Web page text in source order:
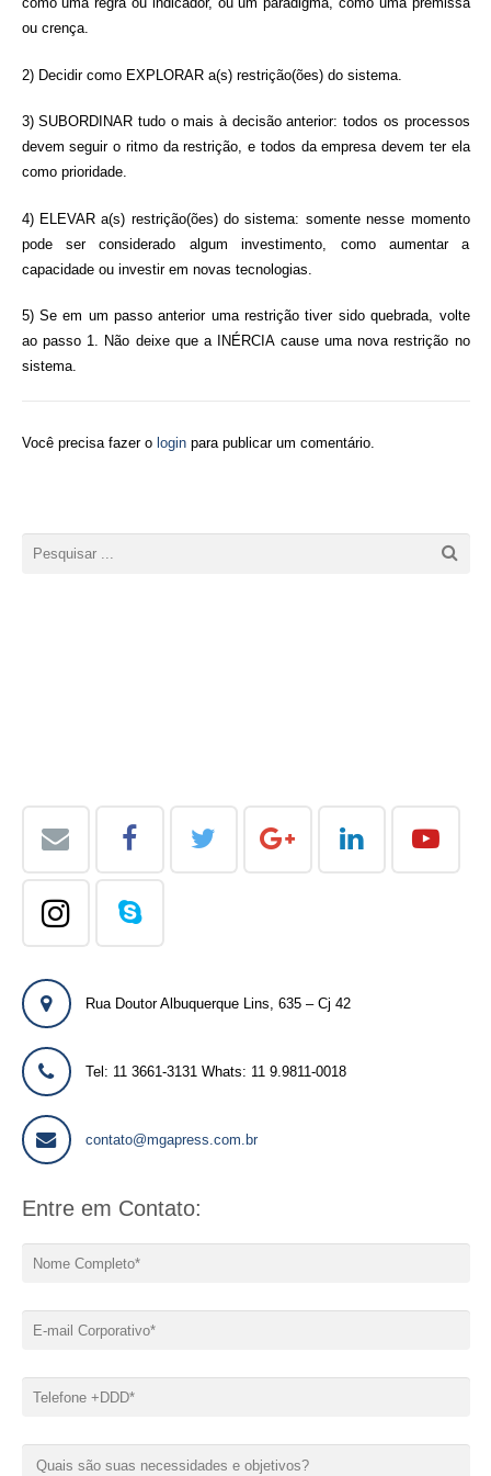
ou crença.
2) Decidir como EXPLORAR a(s) restrição(ões) do sistema.
3) SUBORDINAR tudo o mais à decisão anterior: todos os processos
devem seguir o ritmo da restrição, e todos da empresa devem ter ela
como prioridade.
4) ELEVAR a(s) restrição(ões) do sistema: somente nesse momento
pode ser considerado algum investimento, como aumentar a
capacidade ou investir em novas tecnologias.
5) Se em um passo anterior uma restrição tiver sido quebrada, volte
ao passo 1. Não deixe que a INÉRCIA cause uma nova restrição no
sistema.
Você precisa fazer o loginpara publicar um comentário.
Rua Doutor Albuquerque Lins, 635 – Cj 42
Tel: 11 3661-3131 Whats: 11 9.9811-0018
contato@mgapress.com.br
Entre em Contato: